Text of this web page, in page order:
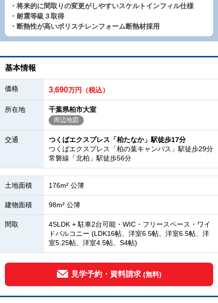
・将来的に間取りの変更がしやすいスケルトインフィル仕様
・耐震等級３取得
・断熱性が高いポリスチレンフォーム断熱材採用
基本情報
価格 3,690万円（税込）
所在地 千葉県柏市大室
周辺地図
交通
つくばエクスプレス「柏たなか」駅徒歩17分
つくばエクスプレス「柏の葉キャンパス」駅徒歩29分
常磐線「北柏」駅徒歩56分
土地面積 176m² 公簿
建物面積 98m² 公簿
間取
4SLDK + 駐車2台可能・WIC・フリースペース・ワイ
ドバルコニー (LDK16帖、洋室6.5帖、洋室6.5帖、洋
室5.25帖、洋室4.5帖、S4帖)
見学予約・資料請求 (無料)